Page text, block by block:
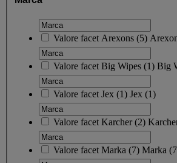
Valore facet Arexons (5)
Valore facet Big Wipes (1) Big
Valore facet Jex (1) Jex (1)
Valore facet Karcher(2)
Valore facet Marka (7) Marka